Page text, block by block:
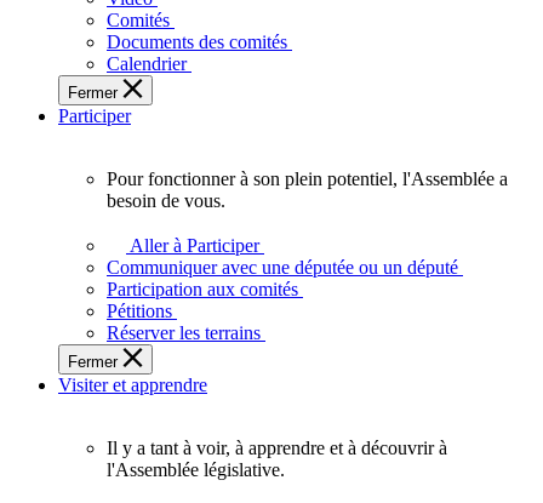
touchent
des
Ontariennes
et
Comités
Documents des comités
Calendrier
Fermer
Participer
plein
potentiel,
l'Assemblée
a
besoin
de
Pour fonctionner à son plein potentiel, l'Assemblée a
besoin de vous.
Aller à Participer
Communiquer avec une députée ou un député
Participation aux comités
Pétitions
Réserver les terrains
Fermer
Visiter et apprendre
Il y a tant à voir, à apprendre et à découvrir à
l'Assemblée législative.